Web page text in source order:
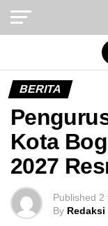
BERITA
Kota
2027
Published 2
By Redaksi